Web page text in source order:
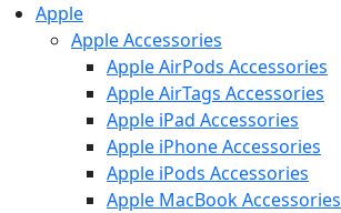
Apple
Apple Accessories
Apple AirPods Accessories
Apple AirTags Accessories
Apple iPad Accessories
Apple iPhone Accessories
Apple iPods Accessories
Apple MacBook Accessories